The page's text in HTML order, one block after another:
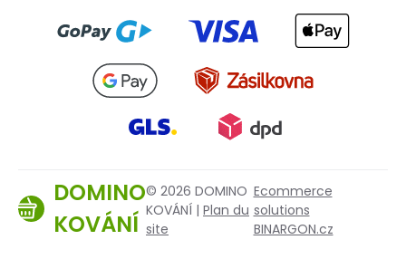
DOMINO
KOVÁNÍ
© 2026 DOMINO
KOVÁNÍ | Plan du
site
Ecommerce
solutions
BINARGON.cz